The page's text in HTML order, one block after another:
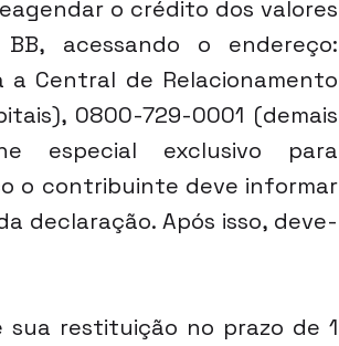
o crédito dos valores
a Central de Relacionamento
0800-729-0001 (demais
especial exclusivo para
o contribuinte deve informar
declaração. Após isso, deve-
restituição no prazo de 1